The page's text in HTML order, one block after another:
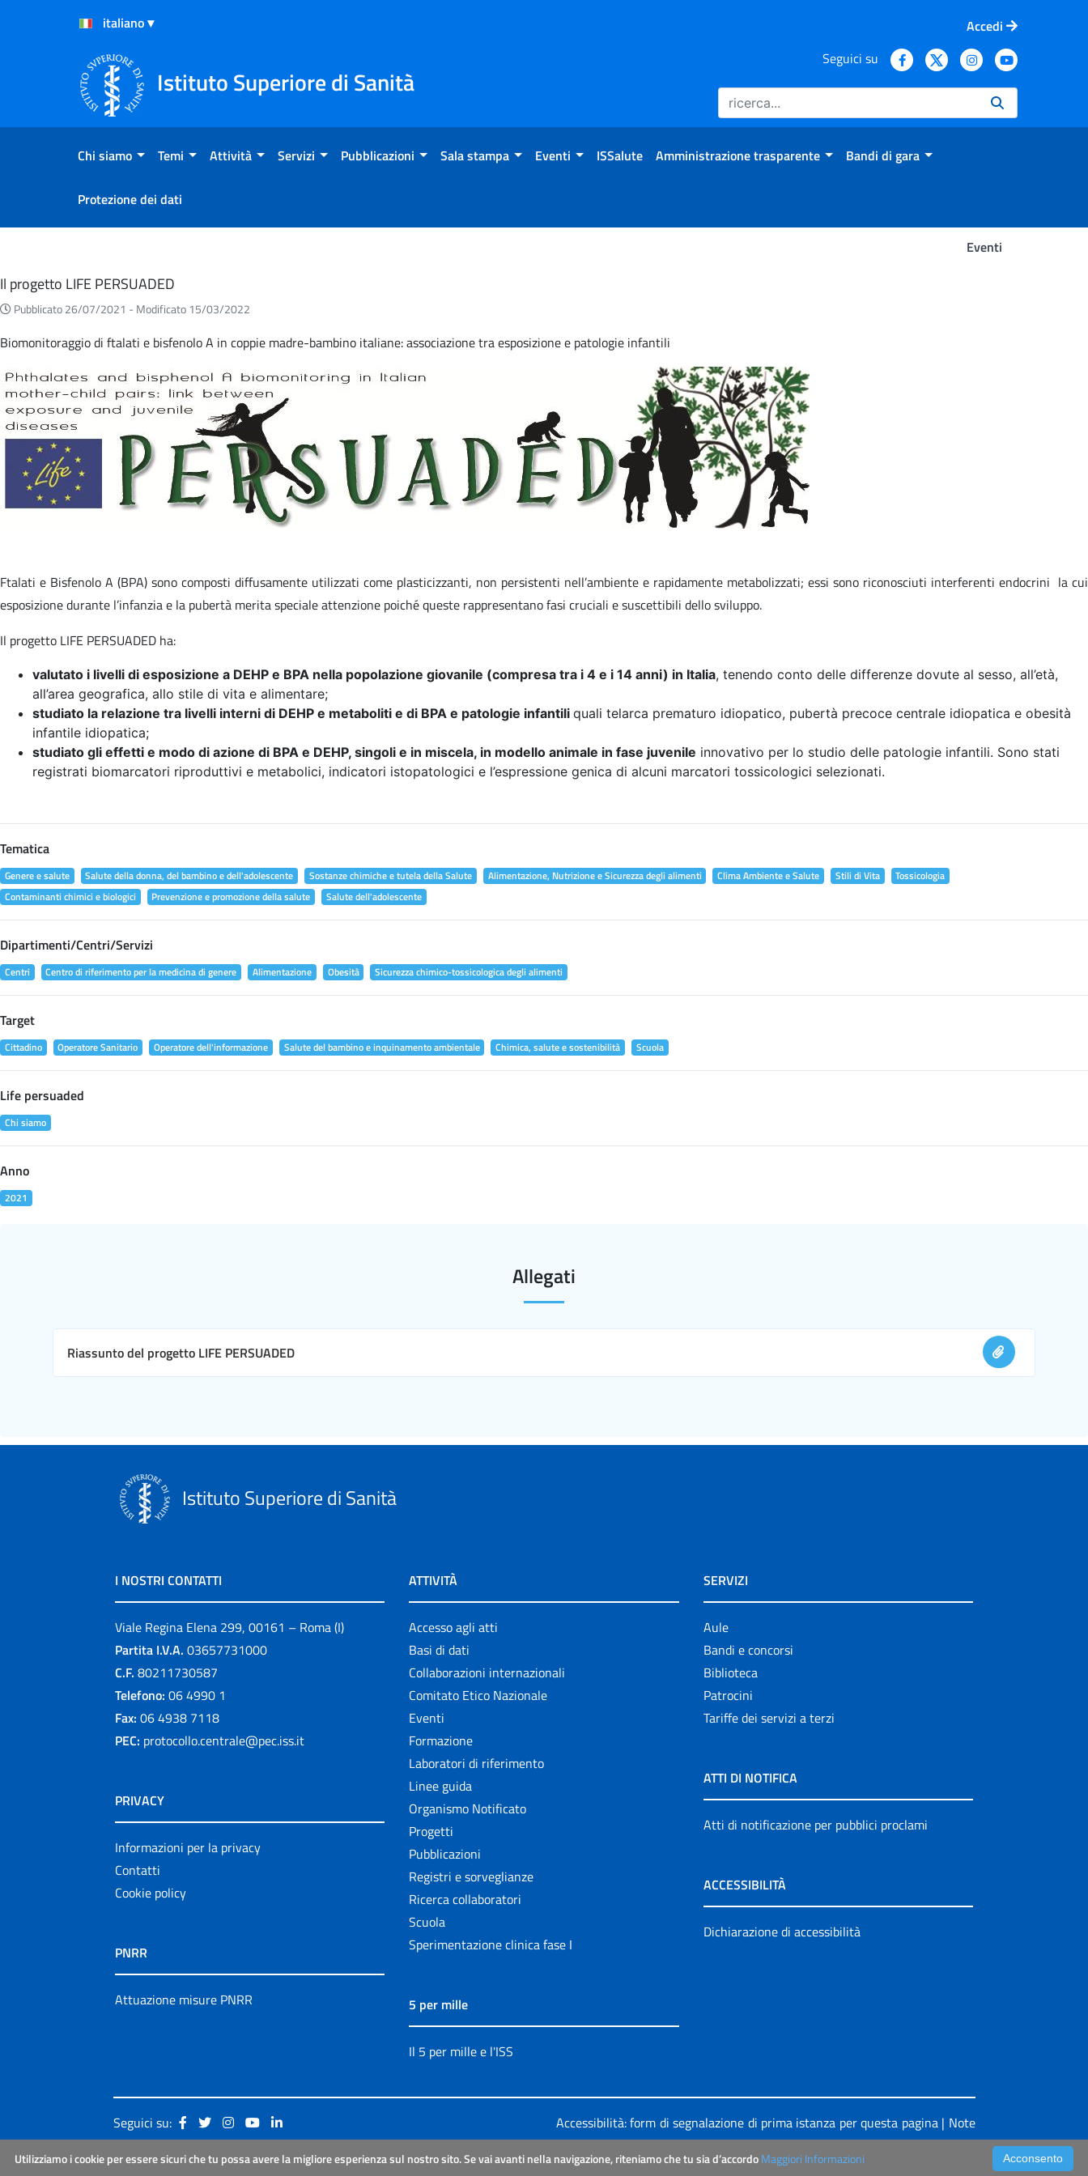
Salta al Contenuto
Salta al Footer
Accedi
Istituto Superiore di Sanità
Seguici su
Chi siamo Temi Attività Servizi Pubblicazioni Sala stampa Eventi ISSalute Amministrazione trasparente Bandi di gara
Protezione dei dati
Eventi
Eventi
Il progetto LIFE PERSUADED
Pubblicato 26/07/2021 - Modificato 15/03/2022
Biomonitoraggio di ftalati e bisfenolo A in coppie madre-bambino italiane: associazione tra esposizione e patologie infantili
Ftalati e Bisfenolo A (BPA) sono composti diffusamente utilizzati come plasticizzanti, non persistenti nell’ambiente e rapidamente metabolizzati; essi sono riconosciuti interferenti endocrini la cui
esposizione durante l’infanzia e la pubertà merita speciale attenzione poiché queste rappresentano fasi cruciali e suscettibili dello sviluppo.
Il progetto LIFE PERSUADED ha:
valutato i livelli di esposizione a DEHP e BPA nella popolazione giovanile (compresa tra i 4 e i 14 anni) in Italia, tenendo conto delle differenze dovute al sesso, all’età,
all’area geografica, allo stile di vita e alimentare;
studiato la relazione tra livelli interni di DEHP e metaboliti e di BPA e patologie infantili quali telarca prematuro idiopatico, pubertà precoce centrale idiopatica e obesità
infantile idiopatica;
studiato gli effetti e modo di azione di BPA e DEHP, singoli e in miscela, in modello animale in fase juvenile innovativo per lo studio delle patologie infantili. Sono stati
registrati biomarcatori riproduttivi e metabolici, indicatori istopatologici e l’espressione genica di alcuni marcatori tossicologici selezionati.
Tematica
Genere e salute Salute della donna, del bambino e dell'adolescente Sostanze chimiche e tutela della Salute Alimentazione, Nutrizione e Sicurezza degli alimenti Clima Ambiente e Salute Stili di Vita
Tossicologia
Contaminanti chimici e biologici
Prevenzione e promozione della salute Salute dell'adolescente
Dipartimenti/Centri/Servizi
Centri Centro di riferimento per la medicina di genere Alimentazione Obesità Sicurezza chimico-tossicologica degli alimenti
Target
Cittadino Operatore Sanitario Operatore dell'informazione Salute del bambino e inquinamento ambientale Chimica, salute e sostenibilità Scuola
Life persuaded
Chi siamo
Anno
2021
Allegati
Riassunto del progetto LIFE PERSUADED
Istituto Superiore di Sanità
I NOSTRI CONTATTI
Viale Regina Elena 299, 00161 – Roma (I)
Partita I.V.A. 03657731000
C.F. 80211730587
Telefono: 06 4990 1
Fax: 06 4938 7118
PEC: protocollo.centrale@pec.iss.it
PRIVACY
Informazioni per la privacy
Contatti
Cookie policy
PNRR
Attuazione misure PNRR
ATTIVITÀ
Accesso agli atti
Basi di dati
Collaborazioni internazionali
Comitato Etico Nazionale
Eventi
Formazione
Laboratori di riferimento
Linee guida
Organismo Notificato
Progetti
Pubblicazioni
Registri e sorveglianze
Ricerca collaboratori
Scuola
Sperimentazione clinica fase I
5 per mille
Il 5 per mille e l'ISS
SERVIZI
Aule
Bandi e concorsi
Biblioteca
Patrocini
Tariffe dei servizi a terzi
ATTI DI NOTIFICA
Atti di notificazione per pubblici proclami
ACCESSIBILITÀ
Dichiarazione di accessibilità
Seguici su: Accessibilità: form di segnalazione di prima istanza per questa pagina| Note
Legali|Sitemap
Acconsento
Utilizziamo i cookie per essere sicuri che tu possa avere la migliore esperienza sul nostro sito. Se vai avanti nella navigazione, riteniamo che tu sia d’accordoMaggiori Informazioni